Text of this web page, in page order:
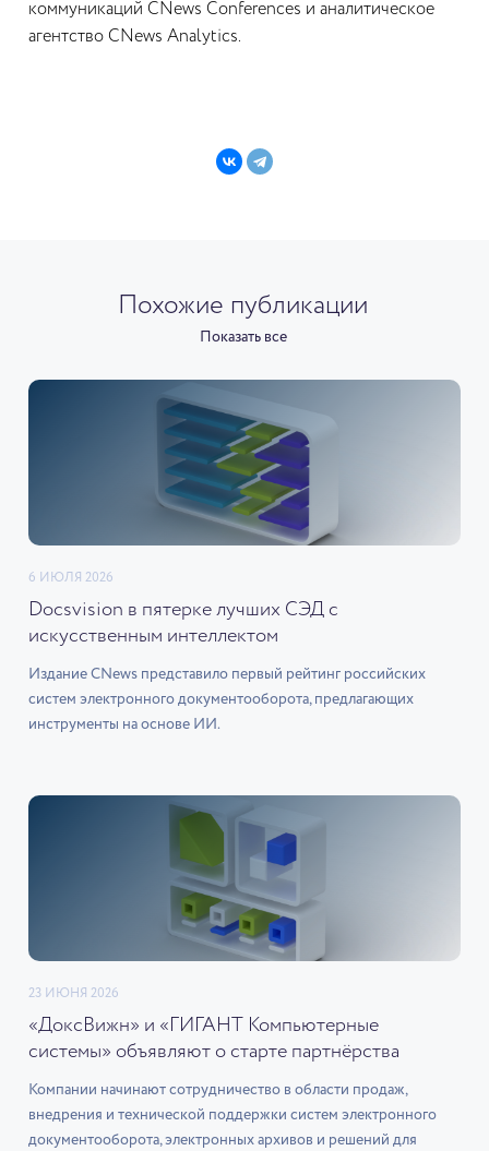
коммуникаций CNews Conferences и аналитическое
агентство CNews Analytics.
Похожие публикации
Показать все
6 ИЮЛЯ 2026
Docsvision в пятерке лучших СЭД с
искусственным интеллектом
Издание CNews представило первый рейтинг российских
систем электронного документооборота, предлагающих
инструменты на основе ИИ.
23 ИЮНЯ 2026
«ДоксВижн» и «ГИГАНТ Компьютерные
системы» объявляют о старте партнёрства
Компании начинают сотрудничество в области продаж,
внедрения и технической поддержки систем электронного
документооборота, электронных архивов и решений для